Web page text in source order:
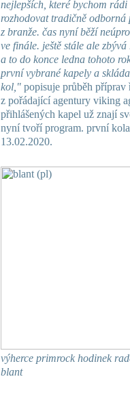
nejlepších, které bychom
rozhodovat tradičně odborná
z branže. čas nyní běží
ve finále. ještě stále ale
a to do konce ledna tohoto
první vybrané kapely a
kol,"popisuje průběh příprav
z pořádající agentury viking
přihlášených kapel už znají
nyní tvoří program. první
13.02.2020.
výherce primrock hodinek
blant